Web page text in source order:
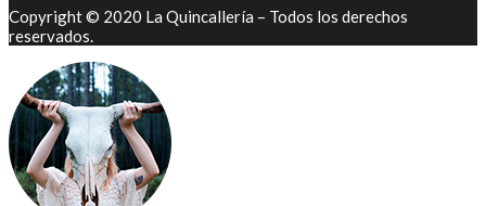
Copyright © 2020 La Quincallería – Todos los derechos
reservados.